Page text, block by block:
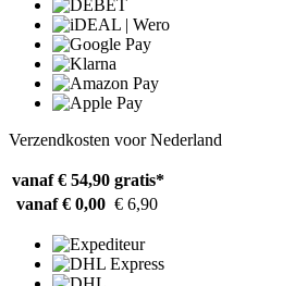
Verzendkosten voor Nederland
vanaf € 54,90 gratis*
vanaf € 0,00 € 6,90